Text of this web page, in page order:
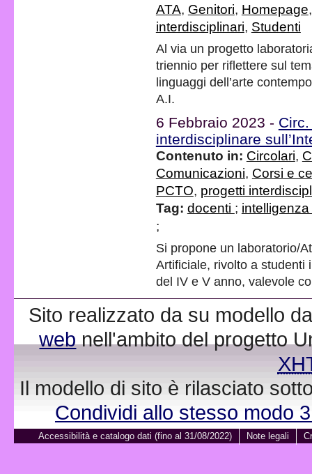
ATA, Genitori, Homepage
interdisciplinari, Studenti
Al via un progetto
triennio per riflettere sul
linguaggi dell’arte
A.I.
6 Febbraio 2023 -
interdisciplinare
Contenuto in: Circolari,
Comunicazioni, Corsi e
PCTO, progetti
Tag: docenti ;
;
Si propone un laboratorio/
Artificiale, rivolto a studenti
del IV e V anno, valevole
Sito realizzato da su modello
webnell'ambito del progetto
Il modello di sito è rilasciato
Condividi allo stesso modo
Accessibilità e catalogo dati (fino al 31/08/2022) Note legali